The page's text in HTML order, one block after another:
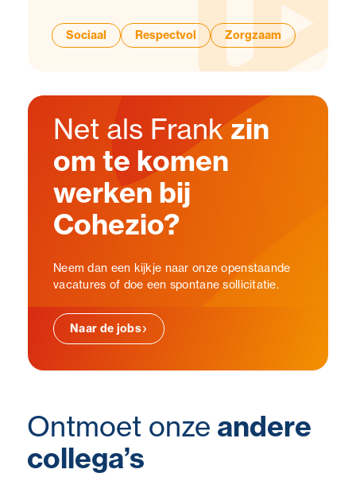
Sociaal Respectvol Zorgzaam
Net als Frankzin
om te komen
werken bij
Cohezio?
Neem dan een kijkje naar onze openstaande
vacatures of doe een spontane sollicitatie.
Naar de jobs
Ontmoet onze andere
collega’s